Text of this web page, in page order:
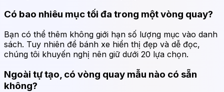
Có bao nhiêu mục tối đa trong một vòng quay?
Bạn có thể thêm không giới hạn số lượng mục vào danh
sách. Tuy nhiên để bánh xe hiển thị đẹp và dễ đọc,
chúng tôi khuyến nghị nên giữ dưới 20 lựa chọn.
Ngoài tự tạo, có vòng quay mẫu nào có sẵn
không?